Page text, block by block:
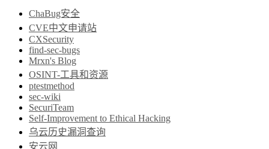
ChaBug安全
CVE中文申请站
CXSecurity
find-sec-bugs
Mrxn's Blog
OSINT-工具和资源
ptestmethod
sec-wiki
SecuriTeam
Self-Improvement to Ethical Hacking
乌云历史漏洞查询
安云网